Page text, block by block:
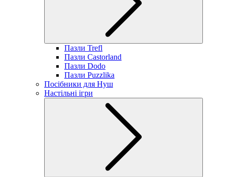
Пазли Trefl
Пазли Castorland
Пазли Dodo
Пазли Puzzlika
Посібники для Нуш
Настільні ігри